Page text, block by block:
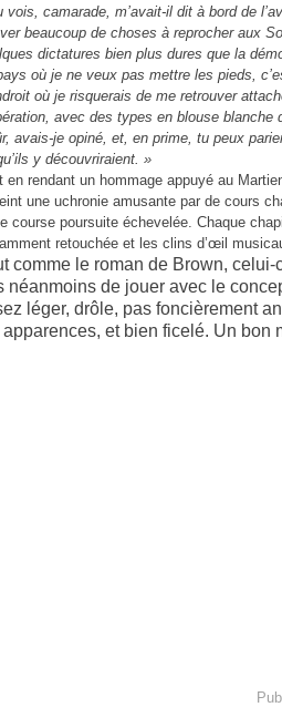
vois, camarade, m’avait-il dit à bord de
beaucoup de choses à reprocher aux
dictatures bien plus dures que la
où je ne veux pas mettre les pieds,
où je risquerais de me retrouver
avec des types en blouse
avais-je opiné, et, en prime, tu peux
y découvriraient. »
en rendant un hommage appuyé au
une uchronie amusante par de cours
course poursuite échevelée. Chaque
retouchée et les clins d’œil
comme le roman de Brown, celui-
néanmoins de jouer avec le
léger, drôle, pas foncièrement
apparences, et bien ficelé. Un bon